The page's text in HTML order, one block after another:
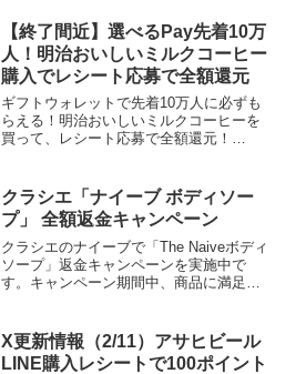
くなった商品と交換できるようになりま
した。最近...
【終了間近】選べるPay先着10万
人！明治おいしいミルクコーヒー
購入でレシート応募で全額還元
ギフトウォレットで先着10万人に必ずも
らえる！明治おいしいミルクコーヒーを
買って、レシート応募で全額還元！
ーは226円なので全額分のえらべるPayが
もらえます...
クラシエ「ナイーブ ボディソー
プ」 全額返金キャンペーン
クラシエのナイーブで「The Naiveボディ
ソープ」返金キャンペーンを実施中で
す。キャンペーン期間中、商品に満足で
す。 対象商品The Naive ボディソー
プ 液体...
X更新情報（2/11）アサヒビール
LINE購入レシートで100ポイント